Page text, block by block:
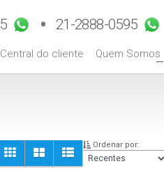
+
Quem Somos
Central do cliente
Ordenar por: